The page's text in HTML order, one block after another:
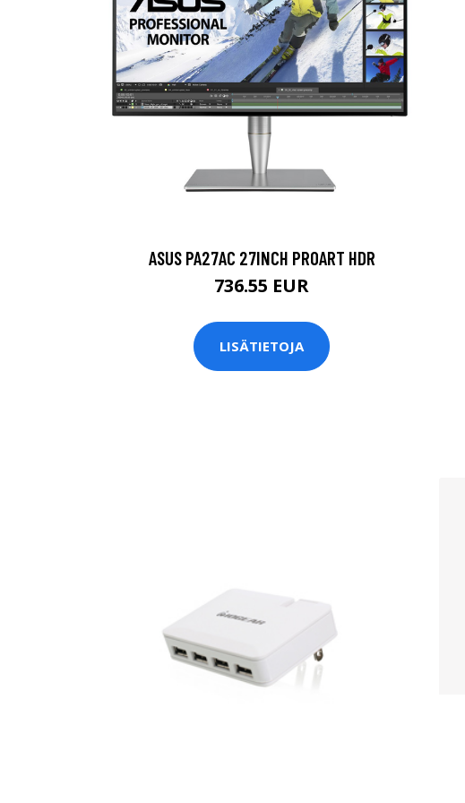
ASUS PA27AC 27INCH PROART HDR
736.55 EUR
LISÄTIETOJA